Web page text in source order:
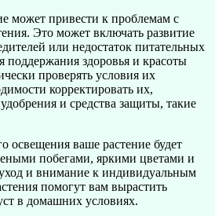
может привести к проблемам с
Это может включать развитие
или недостаток питательных
поддержания здоровья и красоты
проверять условия их
корректировать их,
и средства защиты, такие
освещения ваше растение будет
побегами, яркими цветами и
и внимание к индивидуальным
помогут вам вырастить
в домашних условиях.